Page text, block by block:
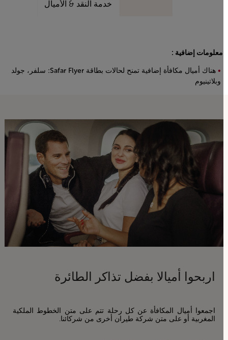
خدمة النقد & الأميال
معلومات إضافية :
هناك أميال مكافأة إضافية تمنح لحالات بطاقة Safar Flyer: سلفر، جولد
وبلاتينيوم
اربحوا أميالا بفضل تذاكر الطائرة
اجمعوا أميال المكافأة عن كل رحلة تتم على متن الخطوط الملكية
المغربية أو على متن شركة طيران أخرى من شركائنا.